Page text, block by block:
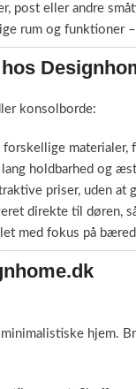
post eller andre
rum og funktioner
konsolborde:
holdbarhed og
priser, uden at
direkte til døren,
med fokus på
hjem.